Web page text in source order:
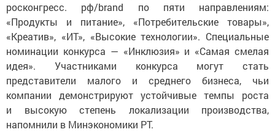
росконгресс. рф/brand по пяти направлениям:
«Продукты и питание», «Потребительские товары»,
«Креатив», «ИТ», «Высокие технологии». Специальные
номинации конкурса — «Инклюзия» и «Самая смелая
идея». Участниками конкурса могут стать
представители малого и среднего бизнеса, чьи
компании демонстрируют устойчивые темпы роста
и высокую степень локализации производства,
напомнили в Минэкономики РТ.